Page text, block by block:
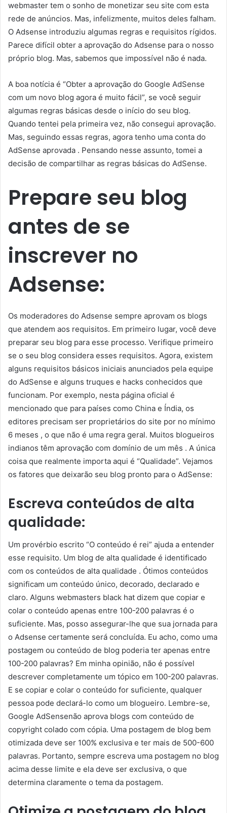
webmaster tem o sonho de monetizar seu site com esta
rede de anúncios. Mas, infelizmente, muitos deles falham.
O Adsense introduziu algumas regras e requisitos rígidos.
Parece difícil obter a aprovação do Adsense para o nosso
próprio blog. Mas, sabemos que impossível não é nada.
A boa notícia é “Obter a aprovação do Google AdSense
com um novo blog agora é muito fácil”, se você seguir
algumas regras básicas desde o início do seu blog.
Quando tentei pela primeira vez, não consegui aprovação.
Mas, seguindo essas regras, agora tenho uma conta do
AdSense aprovada . Pensando nesse assunto, tomei a
decisão de compartilhar as regras básicas do AdSense.
Prepare seu blog
antes de se
inscrever no
Adsense:
Os moderadores do Adsense sempre aprovam os blogs
que atendem aos requisitos. Em primeiro lugar, você deve
preparar seu blog para esse processo. Verifique primeiro
se o seu blog considera esses requisitos. Agora, existem
alguns requisitos básicos iniciais anunciados pela equipe
do AdSense e alguns truques e hacks conhecidos que
funcionam. Por exemplo, nesta página oficial é
mencionado que para países como China e Índia, os
editores precisam ser proprietários do site por no mínimo
6 meses , o que não é uma regra geral. Muitos blogueiros
indianos têm aprovação com domínio de um mês . A única
coisa que realmente importa aqui é “Qualidade”. Vejamos
os fatores que deixarão seu blog pronto para o AdSense:
Escreva conteúdos de alta
qualidade:
Um provérbio escrito “O conteúdo é rei” ajuda a entender
esse requisito. Um blog de alta qualidade é identificado
com os conteúdos de alta qualidade . Ótimos conteúdos
significam um conteúdo único, decorado, declarado e
claro. Alguns webmasters black hat dizem que copiar e
colar o conteúdo apenas entre 100-200 palavras é o
suficiente. Mas, posso assegurar-lhe que sua jornada para
o Adsense certamente será concluída. Eu acho, como uma
postagem ou conteúdo de blog poderia ter apenas entre
100-200 palavras? Em minha opinião, não é possível
descrever completamente um tópico em 100-200 palavras.
E se copiar e colar o conteúdo for suficiente, qualquer
pessoa pode declará-lo como um blogueiro. Lembre-se,
Google AdSensenão aprova blogs com conteúdo de
copyright colado com cópia. Uma postagem de blog bem
otimizada deve ser 100% exclusiva e ter mais de 500-600
palavras. Portanto, sempre escreva uma postagem no blog
acima desse limite e ela deve ser exclusiva, o que
determina claramente o tema da postagem.